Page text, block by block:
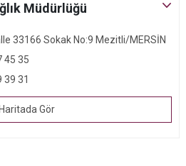
Toroslar
Müdürlüğü
33166 Sokak No:9 Mezitli/MERSİN
45 35
39 31
Haritada Gör